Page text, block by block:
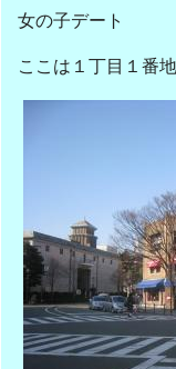
女の子デート
ここは１丁目１番地